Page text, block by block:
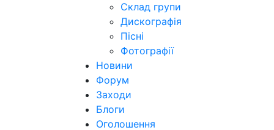
Склад групи
Дискографія
Пісні
Фотографії
Новини
Форум
Заходи
Блоги
Оголошення